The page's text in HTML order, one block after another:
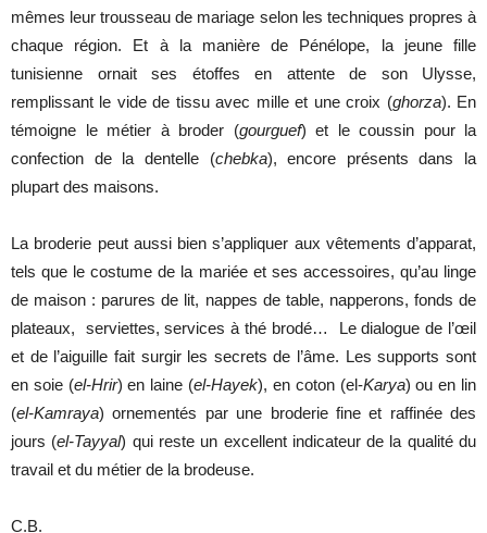
mêmes leur trousseau de mariage selon les techniques propres à
chaque région. Et à la manière de Pénélope, la jeune fille
tunisienne ornait ses étoffes en attente de son Ulysse,
remplissant le vide de tissu avec mille et une croix (ghorza). En
témoigne le métier à broder (gourguef) et le coussin pour la
confection de la dentelle (chebka), encore présents dans la
plupart des maisons.
La broderie peut aussi bien s’appliquer aux vêtements d’apparat,
tels que le costume de la mariée et ses accessoires, qu’au linge
de maison : parures de lit, nappes de table, napperons, fonds de
plateaux, serviettes, services à thé brodé… Le dialogue de l’œil
et de l’aiguille fait surgir les secrets de l’âme. Les supports sont
en soie (el-Hrir) en laine (el-Hayek), en coton (el-Karya) ou en lin
(el-Kamraya) ornementés par une broderie fine et raffinée des
jours (el-Tayyal) qui reste un excellent indicateur de la qualité du
travail et du métier de la brodeuse.
C.B.